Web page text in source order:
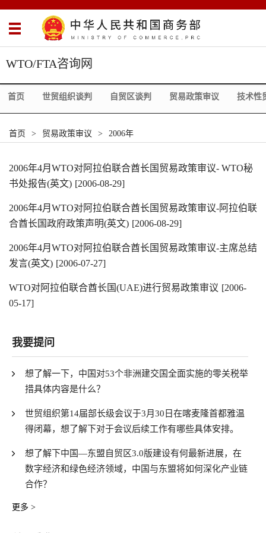
WTO/FTA咨询网
首页 世贸组织谈判 自贸区谈判 贸易政策审议 技术性
首页 > 贸易政策审议 > 2006年
2006年4月WTO对阿拉伯联合酋长国贸易政策审议- WTO秘
书处报告(英文) [2006-08-29]
2006年4月WTO对阿拉伯联合酋长国贸易政策审议-阿拉伯联
合酋长国政府政策声明(英文) [2006-08-29]
2006年4月WTO对阿拉伯联合酋长国贸易政策审议-主席总结
发言(英文) [2006-07-27]
WTO对阿拉伯联合酋长国(UAE)进行贸易政策审议 [2006-
05-17]
我要提问
想了解一下，中国对53个非洲建交国全面实施的零关税举
措具体内容是什么？
世贸组织第14届部长级会议于3月30日在喀麦隆首都雅温
得闭幕，想了解下对于会议后续工作有哪些具体安排。
想了解下中国—东盟自贸区3.0版建设有何最新进展，在
数字经济和绿色经济领域，中国与东盟将如何深化产业链
合作？
更多 >